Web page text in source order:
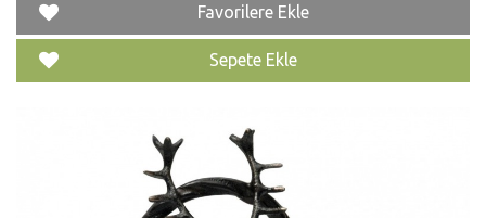
Favorilere Ekle
Sepete Ekle